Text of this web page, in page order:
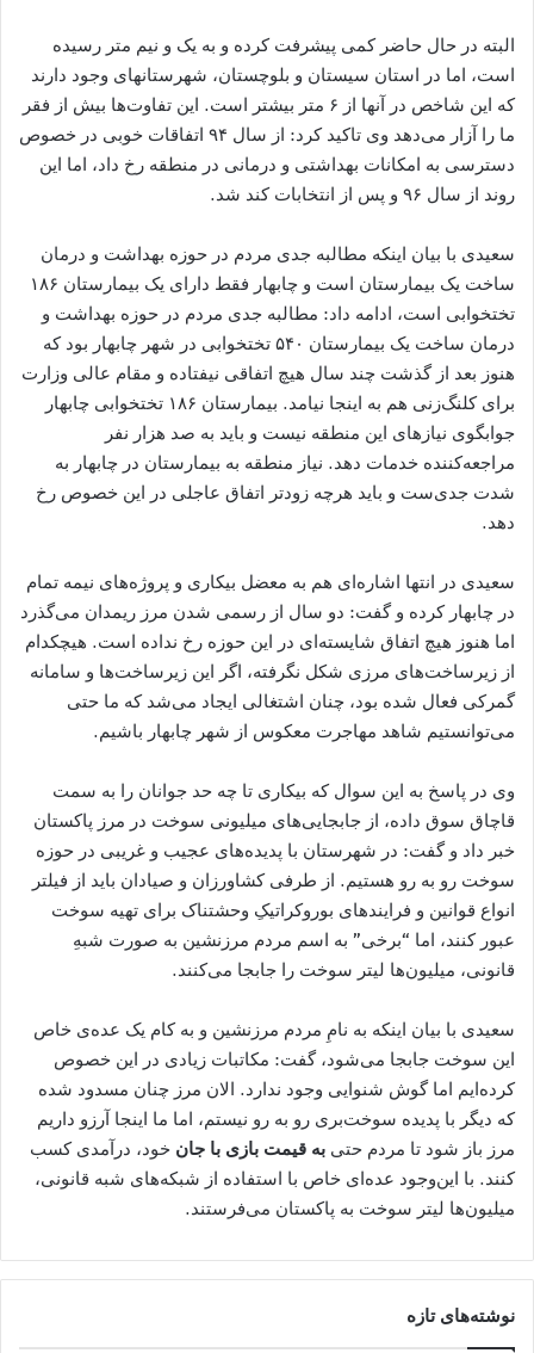
البته در حال حاضر کمی پیشرفت کرده و به یک و نیم متر رسیده
است، اما در استان سیستان و بلوچستان، شهرستانهای وجود دارند
که این شاخص در آنها از ۶ متر بیشتر است. این تفاوت‌ها بیش از فقر
ما را آزار می‌دهد وی تاکید کرد: از سال ۹۴ اتفاقات خوبی در خصوص
دسترسی به امکانات بهداشتی و درمانی در منطقه رخ داد، اما این
روند از سال ۹۶ و پس از انتخابات کند شد.
سعیدی با بیان اینکه مطالبه جدی مردم در حوزه بهداشت و درمان
ساخت یک بیمارستان است و چابهار فقط دارای یک بیمارستان ۱۸۶
تختخوابی است، ادامه داد: مطالبه جدی مردم در حوزه بهداشت و
درمان ساخت یک بیمارستان ۵۴۰ تختخوابی در شهر چابهار بود که
هنوز بعد از گذشت چند سال هیچ اتفاقی نیفتاده و مقام عالی وزارت
برای کلنگ‌زنی هم به اینجا نیامد. بیمارستان ۱۸۶ تختخوابی چابهار
جوابگوی نیازهای این منطقه نیست و باید به صد هزار نفر
مراجعه‌کننده خدمات دهد. نیاز منطقه به بیمارستان در چابهار به
شدت جدی‌ست و باید هرچه زودتر اتفاق عاجلی در این خصوص رخ
دهد.
سعیدی در انتها اشاره‌ای هم به معضل بیکاری و پروژه‌های نیمه ‌تمام
در چابهار کرده و گفت: دو سال از رسمی شدن مرز ریمدان می‌گذرد
اما هنوز هیچ اتفاق شایسته‌ای در این حوزه رخ نداده است. هیچکدام
از زیرساخت‌های مرزی شکل نگرفته، اگر این زیرساخت‌ها و سامانه
گمرکی فعال شده بود، چنان اشتغالی ایجاد می‌شد که ما حتی
می‌توانستیم شاهد مهاجرت معکوس از شهر چابهار باشیم.
وی در پاسخ به این سوال که بیکاری تا چه حد جوانان را به سمت
قاچاق ‌سوق داده، از جابجایی‌های میلیونی سوخت در مرز پاکستان
خبر داد و گفت: در شهرستان با پدیده‌های عجیب و غریبی در حوزه
سوخت رو به ‌رو هستیم. از طرفی کشاورزان و صیادان باید از فیلتر
انواع قوانین و فرایندهای بوروکراتیکِ وحشتناک برای تهیه سوخت
عبور کنند، اما “برخی” به اسم مردم مرزنشین به صورت شبهِ
قانونی، میلیون‌ها لیتر سوخت را جابجا می‌کنند.
سعیدی با بیان اینکه به نامِ مردم مرزنشین و به کام یک عده‌ی خاص
این سوخت جا‌بجا می‌شود، گفت: مکاتبات زیادی در این خصوص
کرده‌ایم اما گوش شنوایی وجود ندارد. الان مرز چنان مسدود شده
که دیگر با پدیده سوخت‌بری رو به ‌رو نیستم، اما ما اینجا آرزو داریم
مرز باز شود تا مردم حتی به قیمت بازی با جان خود، درآمدی کسب
کنند. با این‌وجود عده‌ای خاص با استفاده از شبکه‌های شبه قانونی،
میلیون‌ها لیتر سوخت به پاکستان می‌فرستند.
نوشته‌های تازه